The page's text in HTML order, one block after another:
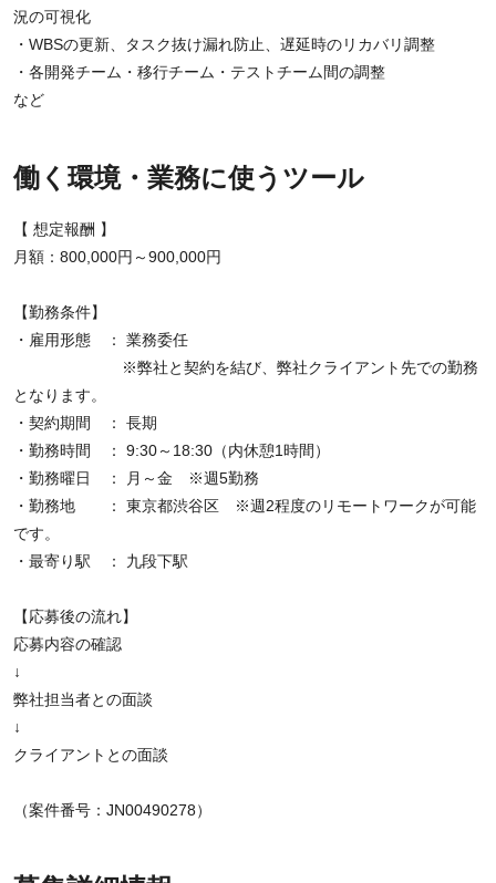
況の可視化
・WBSの更新、タスク抜け漏れ防止、遅延時のリカバリ調整
・各開発チーム・移行チーム・テストチーム間の調整
など
働く環境・業務に使うツール
【 想定報酬 】
月額：800,000円～900,000円
【勤務条件】
・雇用形態 ： 業務委任
※弊社と契約を結び、弊社クライアント先での勤務
となります。
・契約期間 ： 長期
・勤務時間 ： 9:30～18:30（内休憩1時間）
・勤務曜日 ： 月～金 ※週5勤務
・勤務地 ： 東京都渋谷区 ※週2程度のリモートワークが可能
です。
・最寄り駅 ： 九段下駅
【応募後の流れ】
応募内容の確認
↓
弊社担当者との面談
↓
クライアントとの面談
（案件番号：JN00490278）